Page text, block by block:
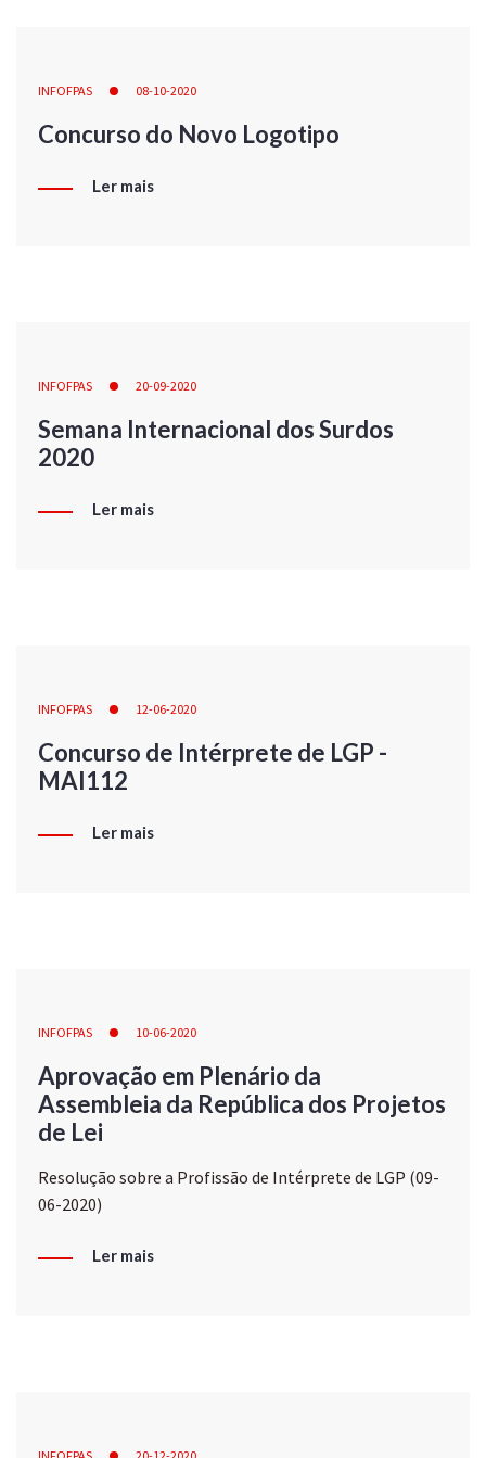
INFOFPAS 08-10-2020
Concurso do Novo Logotipo
Ler mais
INFOFPAS 20-09-2020
Semana Internacional dos Surdos
2020
Ler mais
INFOFPAS 12-06-2020
Concurso de Intérprete de LGP -
MAI112
Ler mais
INFOFPAS 10-06-2020
Aprovação em Plenário da
Assembleia da República dos Projetos
de Lei
Resolução sobre a Profissão de Intérprete de LGP (09-
06-2020)
Ler mais